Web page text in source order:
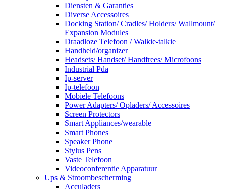
Diensten & Garanties
Diverse Accessoires
Docking Station/ Cradles/ Holders/ Wallmount/
Expansion Modules
Draadloze Telefoon / Walkie-talkie
Handheld/organizer
Headsets/ Handset/ Handfrees/ Microfoons
Industrial Pda
Ip-server
Ip-telefoon
Mobiele Telefoons
Power Adapters/ Opladers/ Accessoires
Screen Protectors
Smart Appliances/wearable
Smart Phones
Speaker Phone
Stylus Pens
Vaste Telefoon
Videoconferentie Apparatuur
Ups & Stroombescherming
Acculaders